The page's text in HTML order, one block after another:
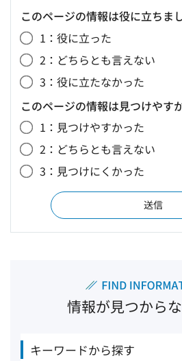
このページの情報は役に立ちま
1：役に立った
2：どちらとも言えない
3：役に立たなかった
このページの情報は見つけやす
1：見つけやすかった
2：どちらとも言えない
3：見つけにくかった
情報が見つから
キーワードから探す